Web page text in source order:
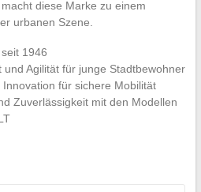
diese Marke zu einem
urbanen Szene.
1946
und Agilität für junge Stadtbewohner
Innovation für sichere Mobilität
Zuverlässigkeit mit den Modellen